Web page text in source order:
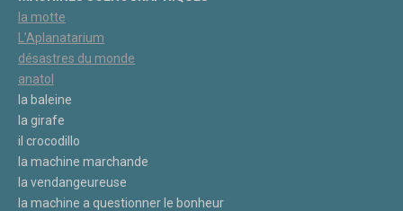
la motte
L’Aplanatarium
désastres du monde
anatol
la baleine
la girafe
il crocodillo
la machine marchande
la vendangeureuse
la machine a questionner le bonheur